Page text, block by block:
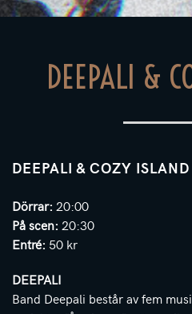
DEEPALI &
DEEPALI & COZY ISLAND
Dörrar: 20:00
På scen: 20:30
Entré: 50 kr
DEEPALI
Band Deepali består av fem